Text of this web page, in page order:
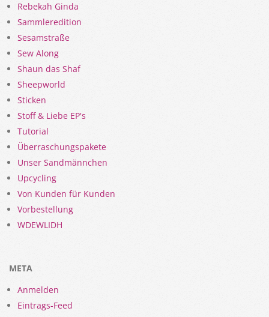
Rebekah Ginda
Sammleredition
Sesamstraße
Sew Along
Shaun das Shaf
Sheepworld
Sticken
Stoff & Liebe EP's
Tutorial
Überraschungspakete
Unser Sandmännchen
Upcycling
Von Kunden für Kunden
Vorbestellung
WDEWLIDH
META
Anmelden
Eintrags-Feed